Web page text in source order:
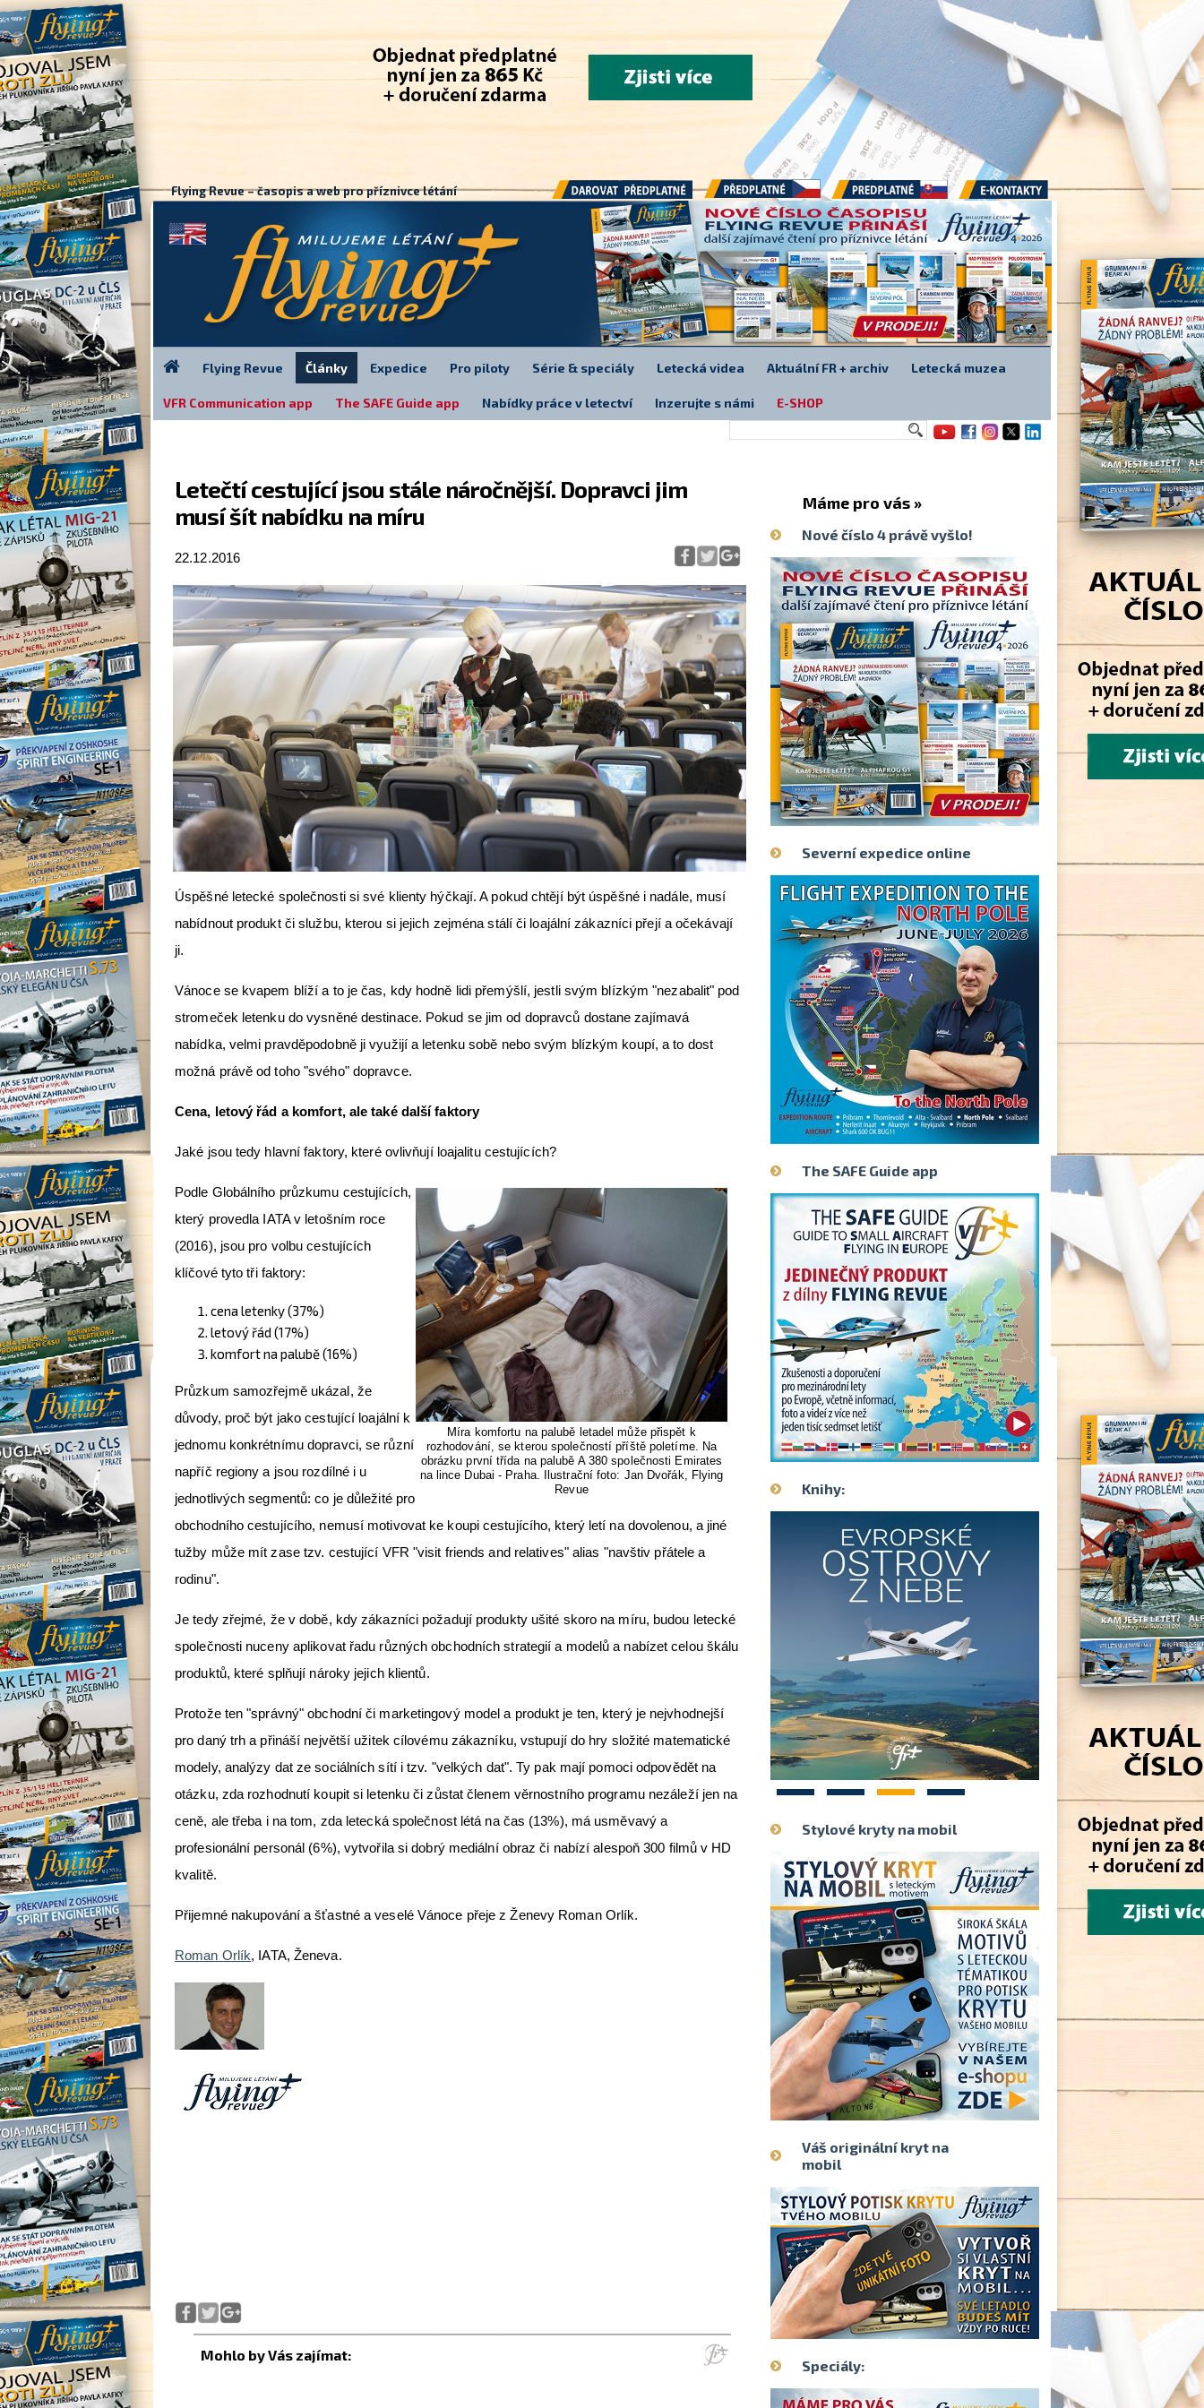
Letečtí cestující jsou stále náročnější. Dopravci jim
musí šít nabídku na míru
22.12.2016
Úspěšné letecké společnosti si své klienty hýčkají. A pokud chtějí být úspěšné i nadále, musí
nabídnout produkt či službu, kterou si jejich zejména stálí či loajální zákazníci přejí a očekávají
ji.
Vánoce se kvapem blíží a to je čas, kdy hodně lidi přemýšlí, jestli svým blízkým "nezabalit" pod
stromeček letenku do vysněné destinace. Pokud se jim od dopravců dostane zajímavá
nabídka, velmi pravděpodobně ji využijí a letenku sobě nebo svým blízkým koupí, a to dost
možná právě od toho "svého" dopravce.
Cena, letový řád a komfort, ale také další faktory
Jaké jsou tedy hlavní faktory, které ovlivňují loajalitu cestujících?
Míra komfortu na palubě letadel může přispět k
rozhodování, se kterou společností příště poletíme. Na
obrázku první třída na palubě A 380 společnosti Emirates
na lince Dubai - Praha. Ilustrační foto: Jan Dvořák, Flying
Revue
Podle Globálního průzkumu cestujících,
který provedla IATA v letošním roce
(2016), jsou pro volbu cestujících
klíčové tyto tři faktory:
cena letenky (37%)
letový řád (17%)
komfort na palubě (16%)
Průzkum samozřejmě ukázal, že
důvody, proč být jako cestující loajální k
jednomu konkrétnímu dopravci, se různí
napříč regiony a jsou rozdílné i u
jednotlivých segmentů: co je důležité pro
obchodního cestujícího, nemusí motivovat ke koupi cestujícího, který letí na dovolenou, a jiné
tužby může mít zase tzv. cestující VFR "visit friends and relatives" alias "navštiv přátele a
rodinu".
Je tedy zřejmé, že v době, kdy zákazníci požadují produkty ušité skoro na míru, budou letecké
společnosti nuceny aplikovat řadu různých obchodních strategií a modelů a nabízet celou škálu
produktů, které splňují nároky jejich klientů.
Protože ten "správný" obchodní či marketingový model a produkt je ten, který je nejvhodnejší
pro daný trh a přináší největší užitek cílovému zákazníku, vstupují do hry složité matematické
modely, analýzy dat ze sociálních sítí i tzv. "velkých dat". Ty pak mají pomoci odpovědět na
otázku, zda rozhodnutí koupit si letenku či zůstat členem věrnostního programu nezáleží jen na
ceně, ale třeba i na tom, zda letecká společnost létá na čas (13%), má usměvavý a
profesionální personál (6%), vytvořila si dobrý mediální obraz či nabízí alespoň 300 filmů v HD
kvalitě.
Přijemné nakupování a šťastné a veselé Vánoce přeje z Ženevy Roman Orlík.
Roman Orlík, IATA, Ženeva.
Máme pro vás »
Nové číslo 4 právě vyšlo!
Severní expedice online
The SAFE Guide app
Knihy:
1 2 3 4
Stylové kryty na mobil
Váš originální kryt na
mobil
Speciály:
Flying Revue – časopis a web pro příznivce létání
Darovat předplatné Předplatné Předplatné E-kontakty
Flying Revue Články Expedice Pro piloty Série & speciály Letecká videa Aktuální FR + archiv Letecká muzea
VFR Communication app The SAFE Guide app Nabídky práce v letectví Inzerujte s námi E-SHOP